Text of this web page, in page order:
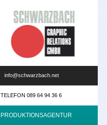
info@schwarzbach.net
TELEFON 089 64 94 36 6
PRODUKTIONSAGENTUR